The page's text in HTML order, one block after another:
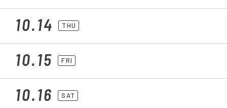
10.14 THU
10.15 FRI
10.16 SAT